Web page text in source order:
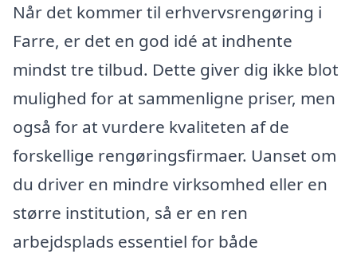
Når det kommer til erhvervsrengøring i
Farre, er det en god idé at indhente
mindst tre tilbud. Dette giver dig ikke blot
mulighed for at sammenligne priser, men
også for at vurdere kvaliteten af de
forskellige rengøringsfirmaer. Uanset om
du driver en mindre virksomhed eller en
større institution, så er en ren
arbejdsplads essentiel for både